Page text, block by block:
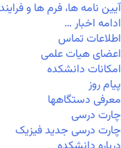
آیین نامه ها، فرم ها و
ادامه اخبار …
اطلاعات تماس
اعضای هیات علمی
امکانات دانشکده
پیام روز
معرفی دستگاهها
چارت درسی
چارت درسی جدید فیزیک